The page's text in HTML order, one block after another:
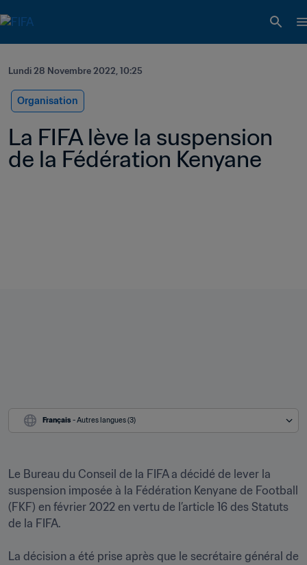
Lundi 28 Novembre 2022, 10:25
Organisation
La FIFA lève la suspension
de la Fédération Kenyane
Français - Autres langues (3)
Le Bureau du Conseil de la FIFA a décidé de lever la
suspension imposée à la Fédération Kenyane de Football
(FKF) en février 2022 en vertu de l’article 16 des Statuts
de la FIFA.
La décision a été prise après que le secrétaire général de